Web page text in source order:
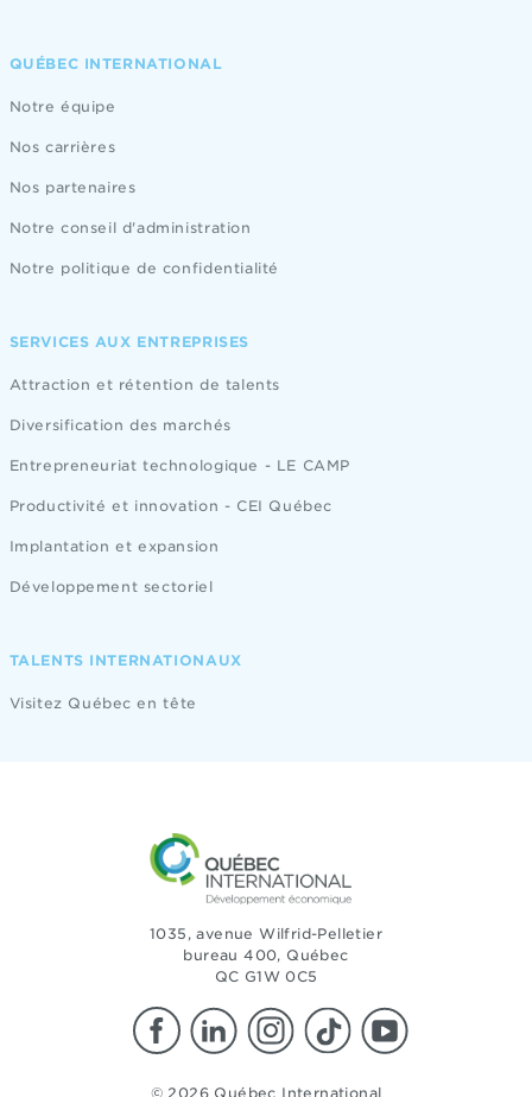
QUÉBEC INTERNATIONAL
Notre équipe
Nos carrières
Nos partenaires
Notre conseil d'administration
Notre politique de confidentialité
SERVICES AUX ENTREPRISES
Attraction et rétention de talents
Diversification des marchés
Entrepreneuriat technologique - LE CAMP
Productivité et innovation - CEI Québec
Implantation et expansion
Développement sectoriel
TALENTS INTERNATIONAUX
Visitez Québec en tête
1035, avenue Wilfrid-Pelletier
bureau 400, Québec
QC G1W 0C5
© 2026 Québec International